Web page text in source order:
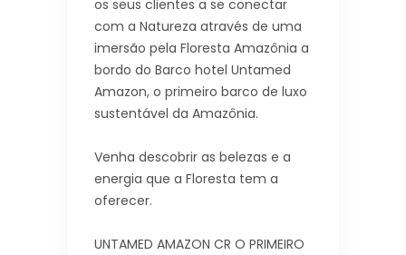
os seus clientes a se conectar
com a Natureza através de uma
imersão pela Floresta Amazônia a
bordo do Barco hotel Untamed
Amazon, o primeiro barco de luxo
sustentável da Amazônia.
Venha descobrir as belezas e a
energia que a Floresta tem a
oferecer.
UNTAMED AMAZON CR O PRIMEIRO